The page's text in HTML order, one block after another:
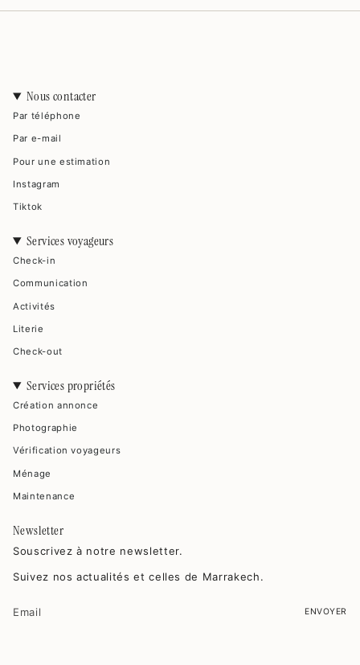
Nous contacter
Par téléphone
Par e-mail
Pour une estimation
Instagram
Tiktok
Services voyageurs
Check-in
Communication
Activités
Literie
Check-out
Services propriétés
Création annonce
Photographie
Vérification voyageurs
Ménage
Maintenance
Newsletter
Souscrivez à notre newsletter.
Suivez nos actualités et celles de Marrakech.
ENVOYER